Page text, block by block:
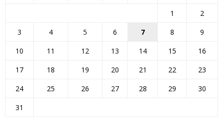
1
2
3
4 5 6 7 8
9
10
11 12 13 14 15
16
17
18 19 20 21 22
23
24
25 26 27 28 29
30
31